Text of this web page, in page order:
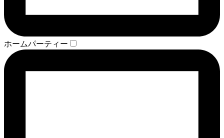
ホームパーティー